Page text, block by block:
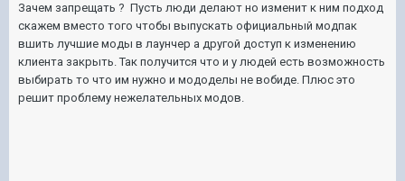
Зачем запрещать ? Пусть люди делают но изменит к ним подход
скажем вместо того чтобы выпускать официальный модпак
вшить лучшие моды в лаунчер а другой доступ к изменению
клиента закрыть. Так получится что и у людей есть возможность
выбирать то что им нужно и мододелы не вобиде. Плюс это
решит проблему нежелательных модов.